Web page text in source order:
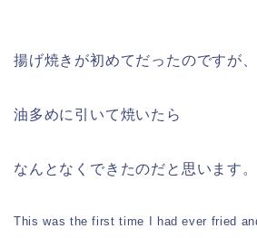
揚げ焼きが初めてだったのですが、
油多めに引いて焼いたら
なんとなくできたのだと思います。
This was the first time I had ever fried